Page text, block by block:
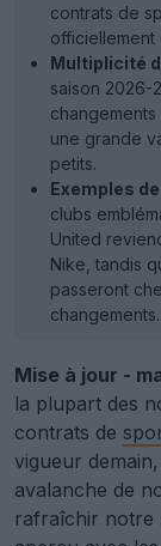
contrats de
officiellement
Multiplicité
saison 2026-
une grande
petits.
Exemples
clubs
United
Nike, tandis
passeront
changements.
Mise à jour -
la plupart des
contrats de
vigueur
avalanche de
rafraîchir notre